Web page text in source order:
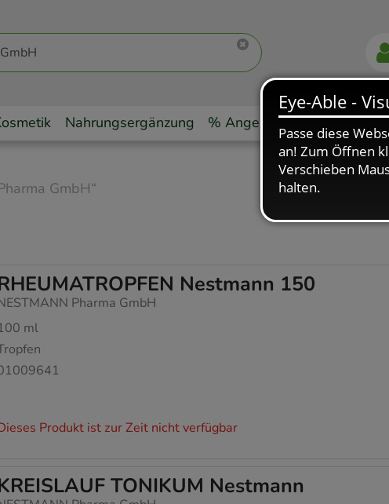
Nahrungsergänzung % Angebote Markenshops
GmbH“
Nestmann 150
Pharma GmbH
ml
Produkt ist zur Zeit nicht verfügbar
TONIKUM Nestmann